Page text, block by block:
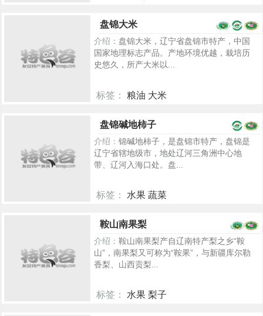
盘锦大米
介绍： 盘锦大米，辽宁省盘锦市特产，中国
国家地理标志产品。产地环境优越，栽培历
史悠久，所产大米以...
标签： 粮油 大米
盘锦碱地柿子
介绍： 锦碱地柿子，是盘锦市特产，盘锦是
辽宁省辖地级市，地处辽河三角洲中心地
带、辽河入海口处。盘...
标签： 水果 蔬菜
鞍山南果梨
介绍： 鞍山南果梨产自辽南特产梨之乡“鞍
山”，南果梨又可称为“鞍果”，与新疆库尔勒
香梨、山西贡梨...
标签： 水果 梨子